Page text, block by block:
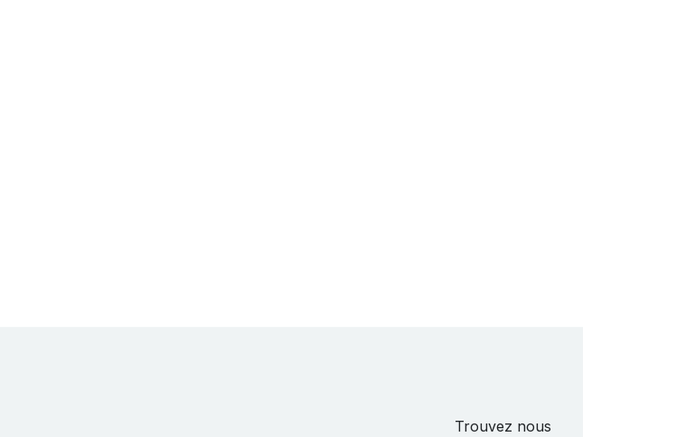
Trouvez nous